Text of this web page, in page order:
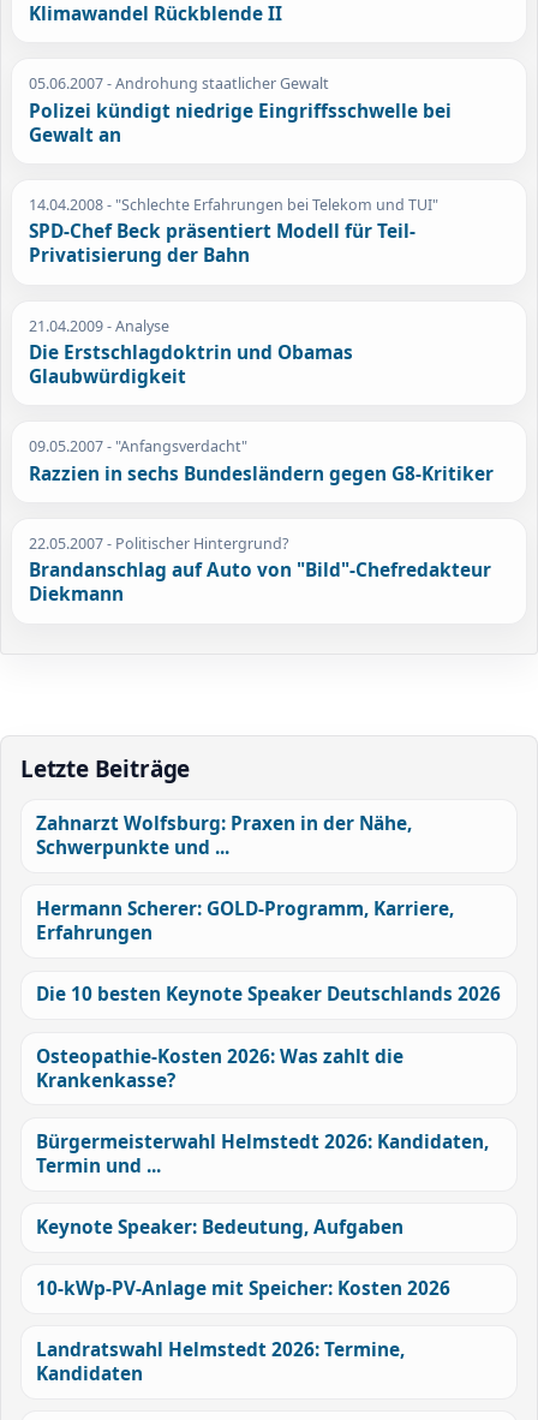
Klimawandel Rückblende II
05.06.2007- Androhung staatlicher Gewalt
Polizei kündigt niedrige Eingriffsschwelle bei
Gewalt an
14.04.2008- "Schlechte Erfahrungen bei Telekom und TUI"
SPD-Chef Beck präsentiert Modell für Teil-
Privatisierung der Bahn
21.04.2009- Analyse
Die Erstschlagdoktrin und Obamas
Glaubwürdigkeit
09.05.2007- "Anfangsverdacht"
Razzien in sechs Bundesländern gegen G8-Kritiker
22.05.2007- Politischer Hintergrund?
Brandanschlag auf Auto von "Bild"-Chefredakteur
Diekmann
Letzte Beiträge
Zahnarzt Wolfsburg: Praxen in der Nähe,
Schwerpunkte und ...
Hermann Scherer: GOLD-Programm, Karriere,
Erfahrungen
Die 10 besten Keynote Speaker Deutschlands 2026
Osteopathie-Kosten 2026: Was zahlt die
Krankenkasse?
Bürgermeisterwahl Helmstedt 2026: Kandidaten,
Termin und ...
Keynote Speaker: Bedeutung, Aufgaben
10-kWp-PV-Anlage mit Speicher: Kosten 2026
Landratswahl Helmstedt 2026: Termine,
Kandidaten